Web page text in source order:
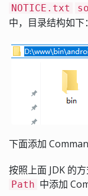
NOTICE.txt
中，目录结构如下：
下面添加
按照上面 JDK 的
Path 中添加